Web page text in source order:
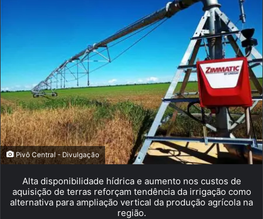
Pivô Central - Divulgação
Alta disponibilidade hídrica e aumento nos custos de
aquisição de terras reforçam tendência da irrigação como
alternativa para ampliação vertical da produção agrícola na
região.